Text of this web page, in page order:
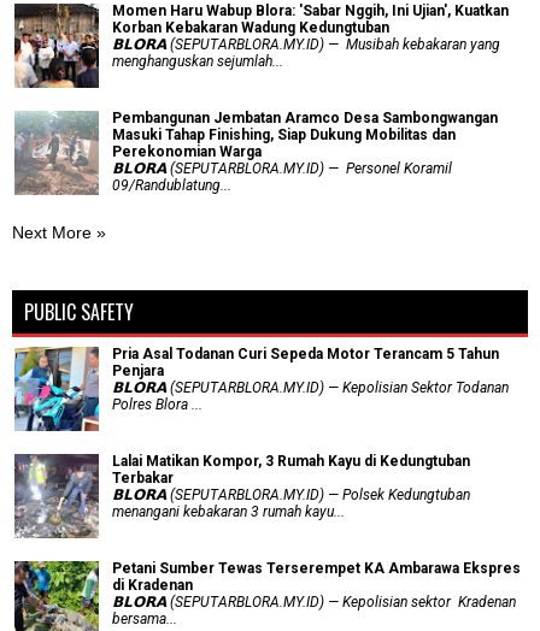
Momen Haru Wabup Blora: ​'Sabar Nggih, Ini Ujian', Kuatkan
Korban Kebakaran Wadung Kedungtuban
𝗕𝗟𝗢𝗥𝗔 (SEPUTARBLORA.MY.ID) — Musibah kebakaran yang
menghanguskan sejumlah...
Pembangunan Jembatan Aramco Desa Sambongwangan
Masuki Tahap Finishing, Siap Dukung Mobilitas dan
Perekonomian Warga
𝗕𝗟𝗢𝗥𝗔 (SEPUTARBLORA.MY.ID) — Personel Koramil
09/Randublatung...
Next More »
PUBLIC SAFETY
Pria Asal Todanan Curi Sepeda Motor Terancam 5 Tahun
Penjara
𝗕𝗟𝗢𝗥𝗔 (SEPUTARBLORA.MY.ID) — Kepolisian Sektor Todanan
Polres Blora ...
Lalai Matikan Kompor, 3 Rumah Kayu di Kedungtuban
Terbakar
𝗕𝗟𝗢𝗥𝗔 (SEPUTARBLORA.MY.ID) — Polsek Kedungtuban
menangani kebakaran 3 rumah kayu...
Petani Sumber Tewas Terserempet KA Ambarawa Ekspres
di Kradenan
𝗕𝗟𝗢𝗥𝗔 (SEPUTARBLORA.MY.ID) — Kepolisian sektor Kradenan
bersama...